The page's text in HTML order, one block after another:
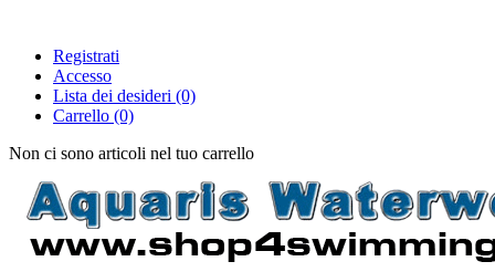
Registrati
Accesso
Lista dei desideri (0)
Carrello (0)
Non ci sono articoli nel tuo carrello